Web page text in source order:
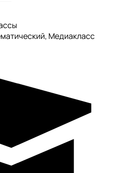
Медиакласс